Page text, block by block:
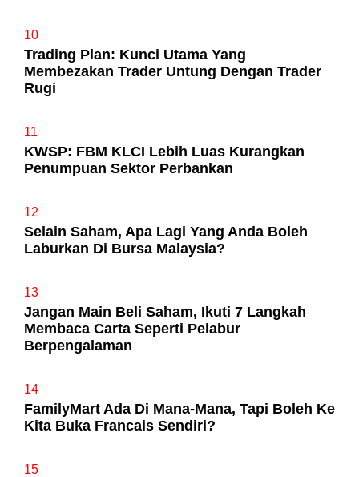
10
Trading Plan: Kunci Utama Yang
Membezakan Trader Untung Dengan Trader
Rugi
11
KWSP: FBM KLCI Lebih Luas Kurangkan
Penumpuan Sektor Perbankan
12
Selain Saham, Apa Lagi Yang Anda Boleh
Laburkan Di Bursa Malaysia?
13
Jangan Main Beli Saham, Ikuti 7 Langkah
Membaca Carta Seperti Pelabur
Berpengalaman
14
FamilyMart Ada Di Mana-Mana, Tapi Boleh Ke
Kita Buka Francais Sendiri?
15